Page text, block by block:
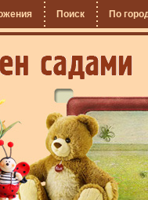
Поиск По